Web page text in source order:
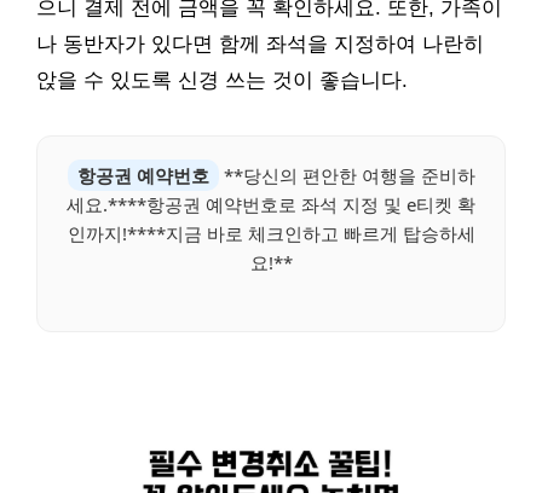
으니 결제 전에 금액을 꼭 확인하세요. 또한, 가족이
나 동반자가 있다면 함께 좌석을 지정하여 나란히
앉을 수 있도록 신경 쓰는 것이 좋습니다.
항공권 예약번호
**당신의 편안한 여행을 준비하
세요.****항공권 예약번호로 좌석 지정 및 e티켓 확
인까지!****지금 바로 체크인하고 빠르게 탑승하세
요!**